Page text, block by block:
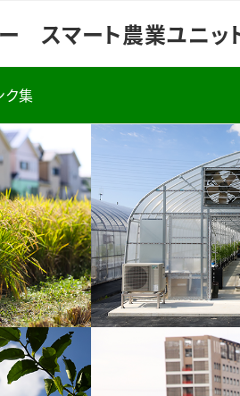
スマート農業ユニッ
ク集